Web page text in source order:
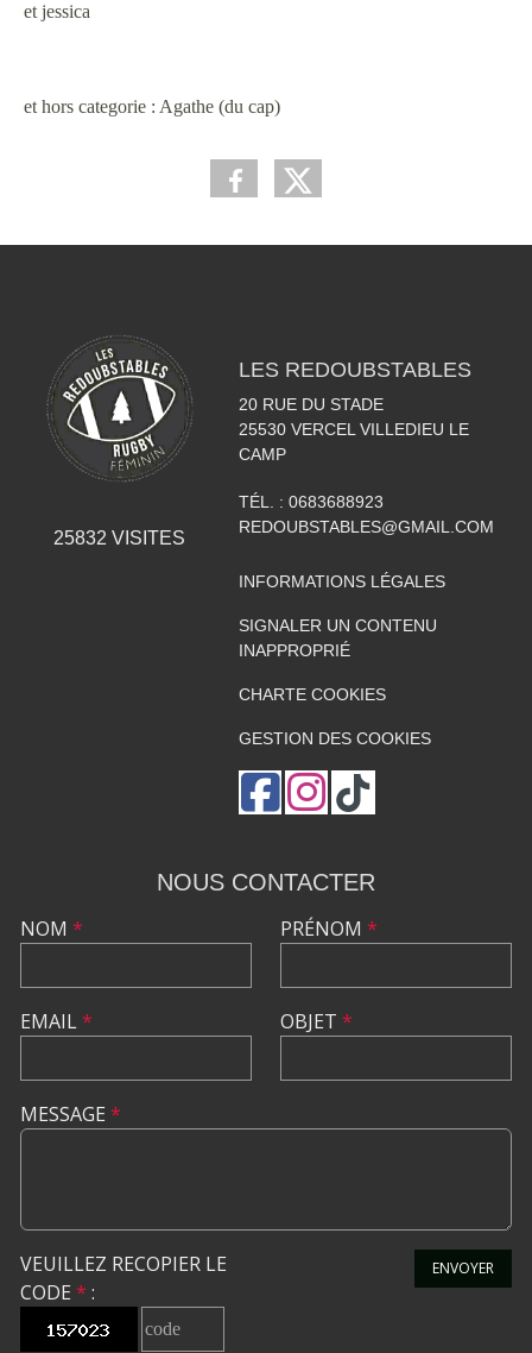
et jessica
et hors categorie : Agathe (du cap)
25832 VISITES
LES REDOUBSTABLES
20 RUE DU STADE
25530 VERCEL VILLEDIEU LE
CAMP
TÉL. : 0683688923
REDOUBSTABLES@GMAIL.COM
INFORMATIONS LÉGALES
SIGNALER UN CONTENU
INAPPROPRIÉ
CHARTE COOKIES
GESTION DES COOKIES
NOUS CONTACTER
NOM *
EMAIL*
PRÉNOM *
OBJET *
MESSAGE *
VEUILLEZ RECOPIER LE
CODE * :
ENVOYER